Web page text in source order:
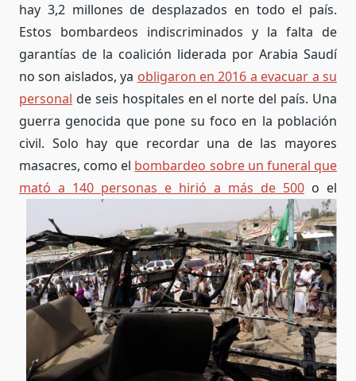
hay 3,2 millones de desplazados en todo el país.
Estos bombardeos indiscriminados y la falta de
garantías de la coalición liderada por Arabia Saudí
no son aislados, ya obligaron en 2016 a evacuar a su
personal de seis hospitales en el norte del país. Una
guerra genocida que pone su foco en la población
civil. Solo hay que recordar una de las mayores
masacres, como el bombardeo sobre un funeral que
mató a 140 personas e hirió a más de 500 o el